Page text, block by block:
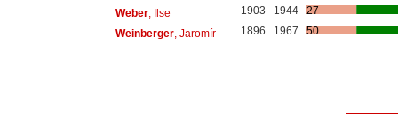
Weber, Ilse 1903 1944
27
Weinberger, Jaromír 1896 1967 50